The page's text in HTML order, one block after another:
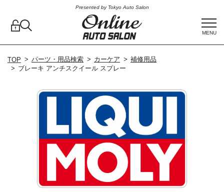
Presented by Tokyo Auto Salon
MENU
TOP パーツ・用品検索 カーケア
補修用品
ブレーキ アンチスクイール スプレー